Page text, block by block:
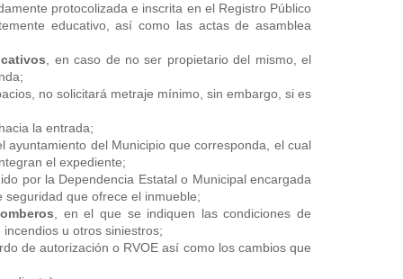
protocolizada e inscrita en el Registro Público
educativo, así como las actas de asamblea
, en caso de no ser propietario del mismo, el
no solicitará metraje mínimo, sin embargo, si es
la entrada;
ayuntamiento del Municipio que corresponda, el cual
el expediente;
por la Dependencia Estatal o Municipal encargada
que ofrece el inmueble;
, en el que se indiquen las condiciones de
u otros siniestros;
de autorización o RVOE así como los cambios que